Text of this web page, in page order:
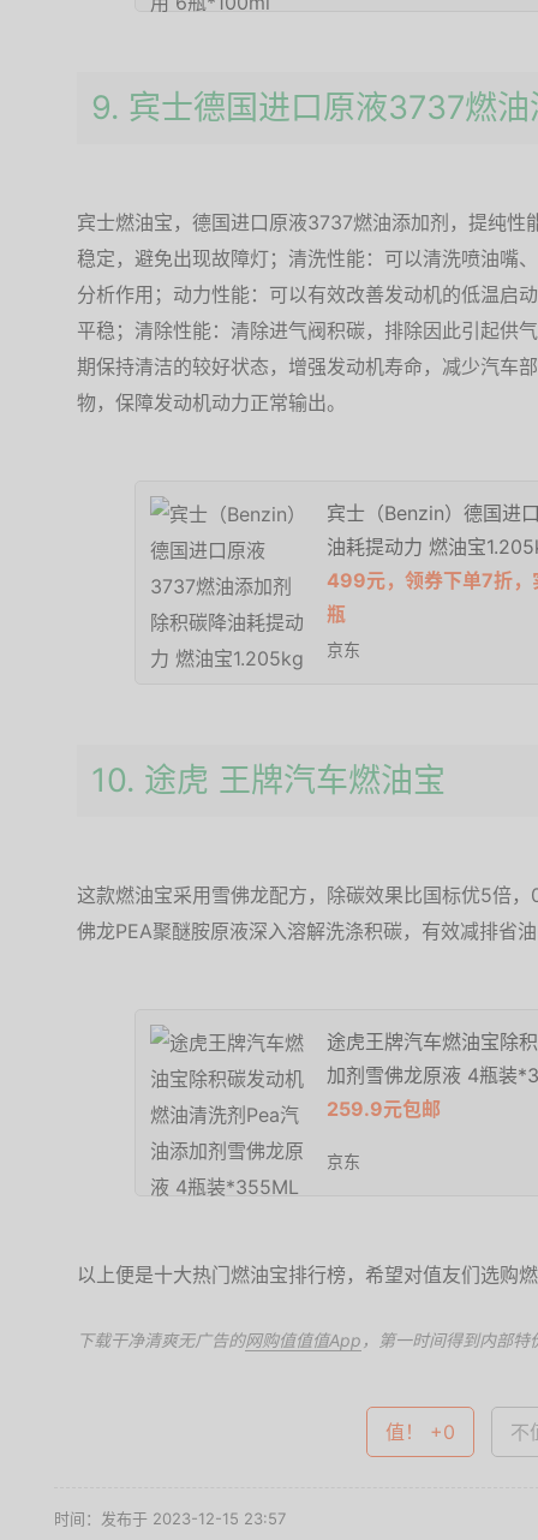
9. 宾士德国进口原液3737燃
宾士燃油宝，德国进口原液3737燃油添加剂，提纯性
稳定，避免出现故障灯；清洗性能：可以清洗喷油嘴
分析作用；动力性能：可以有效改善发动机的低温启
平稳；清除性能：清除进气阀积碳，排除因此引起供
期保持清洁的较好状态，增强发动机寿命，减少汽车
物，保障发动机动力正常输出。
宾士（Benzin）德国进
油耗提动力 燃油宝
499元，领券下单7折
瓶
京东
10. 途虎 王牌汽车燃油宝
这款燃油宝采用雪佛龙配方，除碳效果比国标优5倍
佛龙PEA聚醚胺原液深入溶解洗涤积碳，有效减排省
途虎王牌汽车燃油宝除
加剂雪佛龙原液 4瓶装
259.9元包邮
京东
以上便是十大热门燃油宝排行榜，希望对值友们选购
下载干净清爽无广告的网购值值值App ，第一时间得到内部特
值！ +0 不
时间：发布于 2023-12-15 23:57